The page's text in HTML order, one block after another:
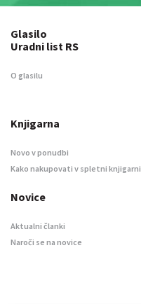
Glasilo
Uradni list RS
O glasilu
Knjigarna
Novo v ponudbi
Kako nakupovati v spletni knjigarni
Novice
Aktualni članki
Naroči se na novice